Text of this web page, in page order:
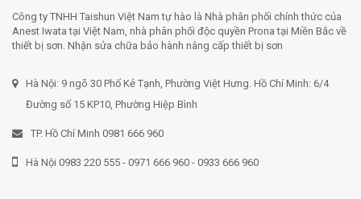
Công ty TNHH Taishun Việt Nam tự hào là Nhà phân phối chính thức của
Anest Iwata tại Việt Nam, nhà phân phối độc quyền Prona tại Miền Bắc về
thiết bị sơn. Nhận sửa chữa bảo hành nâng cấp thiết bị sơn
Hà Nội: 9 ngõ 30 Phố Kẻ Tạnh, Phường Việt Hưng. Hồ Chí Minh: 6/4
Đường số 15 KP10, Phường Hiệp Bình
TP. Hồ Chí Minh 0981 666 960
Hà Nội 0983 220 555 - 0971 666 960 - 0933 666 960